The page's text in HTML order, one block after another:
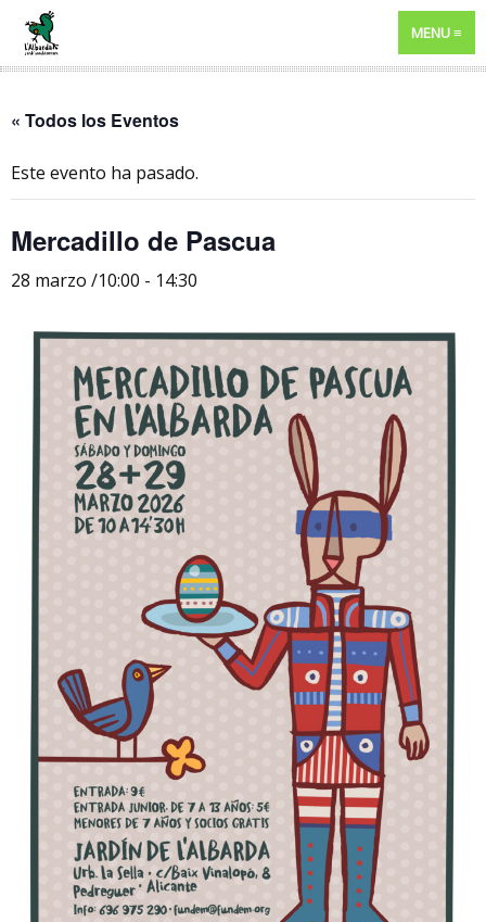
MENU
« Todos los Eventos
Este evento ha pasado.
Mercadillo de Pascua
28 marzo /10:00 - 14:30